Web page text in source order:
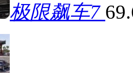
极限飙车7